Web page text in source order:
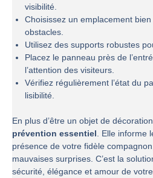
visibilité.
Choisissez un emplacement
obstacles.
Utilisez des supports robustes
Placez le panneau près de
l’attention des visiteurs.
Vérifiez régulièrement l’état du
lisibilité.
En plus d’être un objet de
prévention essentiel. Elle informe
présence de votre fidèle
mauvaises surprises. C’est la
sécurité, élégance et amour de